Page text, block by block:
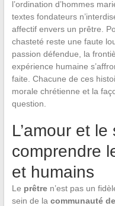
l’ordination d’hommes
textes fondateurs
affectif envers un prêtre.
chasteté reste une faute
passion défendue, la
expérience humaine
faite. Chacune de ces
morale chrétienne et la
question.
L’amour et
comprendre
et humains
Le prêtren’est pas un
sein de la communauté